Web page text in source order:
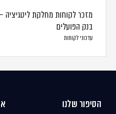
מזכר לקוחות מחלקת ליטגיציה
בנק הפועלים
עדכוני לקוחות
הסיפור שלנו